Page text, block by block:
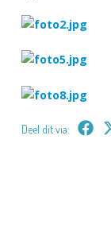
Deel dit via: